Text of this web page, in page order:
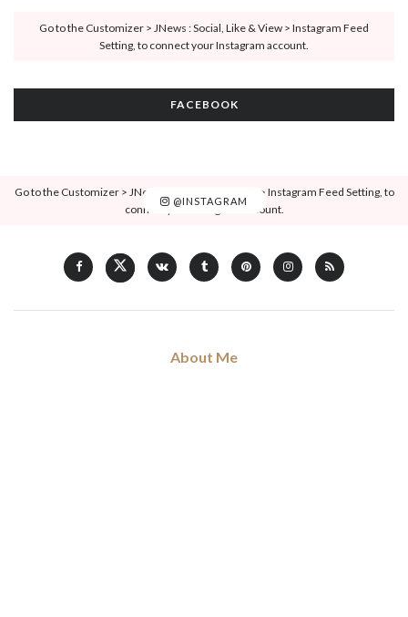
Go to the Customizer > JNews : Social, Like & View > Instagram Feed
Setting, to connect your Instagram account.
FACEBOOK
@INSTAGRAM
Go to the Customizer > JNews : Social, Like & View > Instagram Feed Setting, to
connect your Instagram account.
About Me